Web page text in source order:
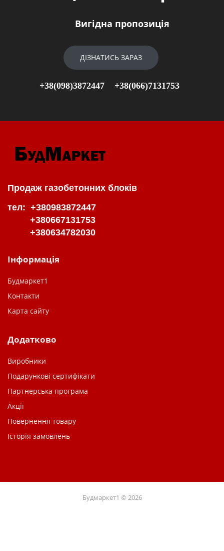
Вигідна пропозиція
ДІЗНАТИСЬ ЗАРАЗ
+38(098)3872447 +38(066)7131753
Продаж газобетонних блоків
тел: +380983872447
+380667131753
+380634782030
Інформація
Будмаркет1
Контакти
Карта сайту
Додатково
Виробники
Подарункові сертифікати
Партнерська програма
Акції
Повернення товару
Історія замовлень
Будмаркет1 © 2026